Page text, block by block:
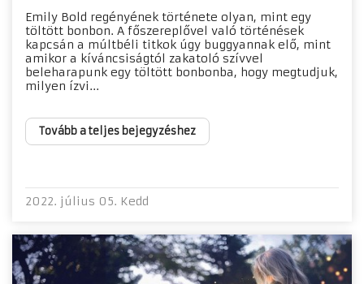
Emily Bold regényének története olyan, mint egy
töltött bonbon. A főszereplővel való történések
kapcsán a múltbéli titkok úgy buggyannak elő, mint
amikor a kíváncsiságtól zakatoló szívvel
beleharapunk egy töltött bonbonba, hogy megtudjuk,
milyen ízvi...
Tovább a teljes bejegyzéshez
2022. július 05. Kedd